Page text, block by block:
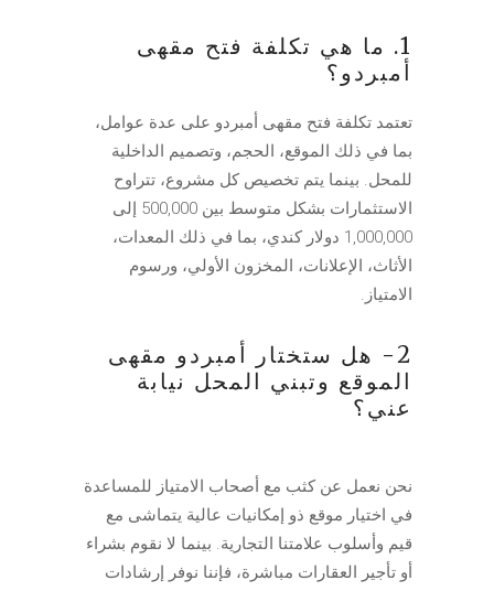
1. ما هي تكلفة فتح مقهى
أمبردو؟
تعتمد تكلفة فتح مقهى أمبردو على عدة عوامل،
بما في ذلك الموقع، الحجم، وتصميم الداخلية
للمحل. بينما يتم تخصيص كل مشروع، تتراوح
الاستثمارات بشكل متوسط بين 500,000 إلى
1,000,000 دولار كندي، بما في ذلك المعدات،
الأثاث، الإعلانات، المخزون الأولي، ورسوم
الامتياز.
2- هل ستختار أمبردو مقهى
الموقع وتبني المحل نيابة
عني؟
نحن نعمل عن كثب مع أصحاب الامتياز للمساعدة
في اختيار موقع ذو إمكانيات عالية يتماشى مع
قيم وأسلوب علامتنا التجارية. بينما لا نقوم بشراء
أو تأجير العقارات مباشرة، فإننا نوفر إرشادات